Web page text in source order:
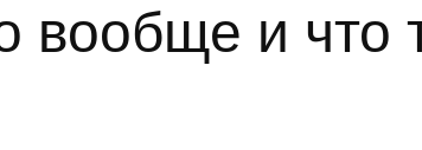
и что